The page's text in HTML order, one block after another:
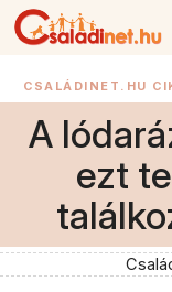
CSALÁDINET.HU
A
ezt